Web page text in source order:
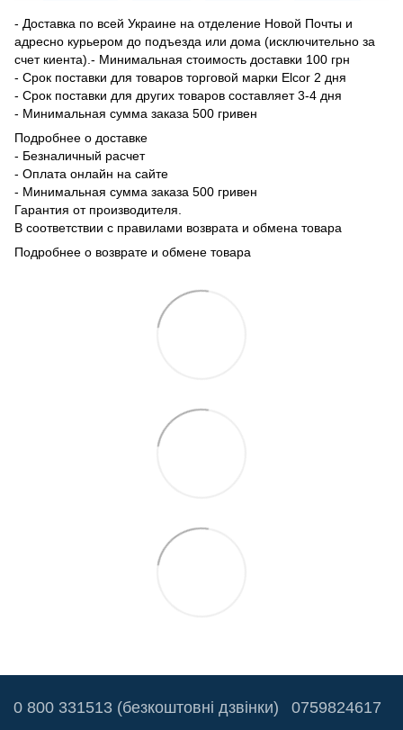
- Доставка по всей Украине на отделение Новой Почты и
адресно курьером до подъезда или дома (исключительно за
счет киента).- Минимальная стоимость доставки 100 грн
- Срок поставки для товаров торговой марки Elcor 2 дня
- Срок поставки для других товаров составляет 3-4 дня
- Минимальная сумма заказа 500 гривен
Подробнее о доставке
- Безналичный расчет
- Оплата онлайн на сайте
- Минимальная сумма заказа 500 гривен
Гарантия от производителя.
В соответствии с правилами возврата и обмена товара
Подробнее о возврате и обмене товара
0 800 331513 (безкоштовні дзвінки) 0759824617